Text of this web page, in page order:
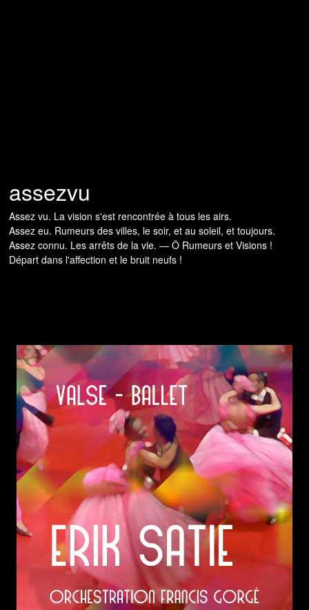
assezvu
Assez vu. La vision s'est rencontrée à tous les airs.
Assez eu. Rumeurs des villes, le soir, et au soleil, et toujours.
Assez connu. Les arrêts de la vie. — Ô Rumeurs et Visions !
Départ dans l'affection et le bruit neufs !